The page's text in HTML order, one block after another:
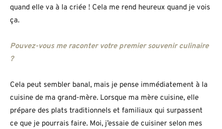
quand elle va à la criée ! Cela me rend heureux quand je vois
ça.
Pouvez-vous me raconter votre premier souvenir culinaire
?
Cela peut sembler banal, mais je pense immédiatement à la
cuisine de ma grand-mère. Lorsque ma mère cuisine, elle
prépare des plats traditionnels et familiaux qui surpassent
ce que je pourrais faire. Moi, j’essaie de cuisiner selon mes